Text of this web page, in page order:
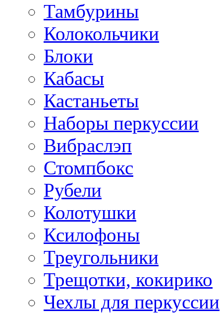
Тамбурины
Колокольчики
Блоки
Кабасы
Кастаньеты
Наборы перкуссии
Вибраслэп
Стомпбокс
Рубели
Колотушки
Ксилофоны
Треугольники
Трещотки, кокирико
Чехлы для перкуссии